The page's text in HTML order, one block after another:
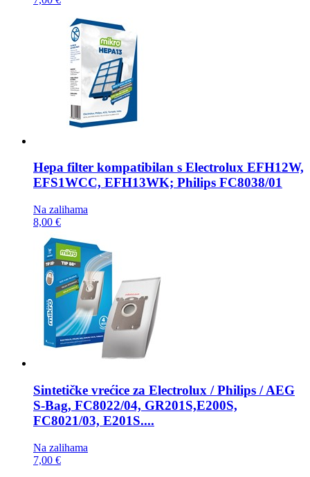
Hepa filter kompatibilan s Electrolux EFH12W,
EFS1WCC, EFH13WK; Philips FC8038/01
Na zalihama
8,00 €
Sintetičke vrećice za Electrolux / Philips / AEG
S-Bag, FC8022/04, GR201S,E200S,
FC8021/03, E201S....
Na zalihama
7,00 €